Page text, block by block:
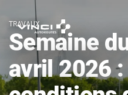
TRAVAUX
Semaine
avril 2026